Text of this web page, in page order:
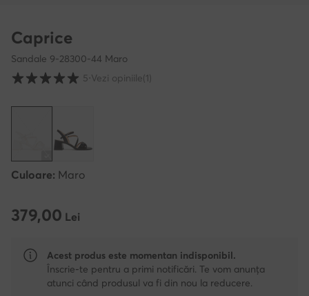
Caprice
Sandale 9-28300-44 Maro
Evaluarea clienților pe o scară de la 1 la 5
5⋅Vezi opiniile(1)
Culoare: Maro
379,00 Lei
379,00 Lei
Acest produs este momentan indisponibil.
Înscrie-te pentru a primi notificări. Te vom anunța
atunci când produsul va fi din nou la reducere.